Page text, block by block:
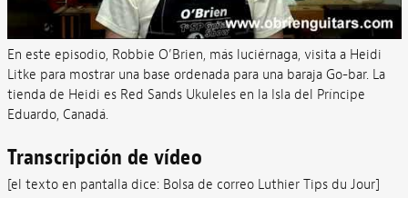
En este episodio, Robbie O’Brien, más luciérnaga, visita a Heidi
Litke para mostrar una base ordenada para una baraja Go-bar. La
tienda de Heidi es Red Sands Ukuleles en la Isla del Príncipe
Eduardo, Canadá.
Transcripción de vídeo
[el texto en pantalla dice: Bolsa de correo Luthier Tips du Jour]